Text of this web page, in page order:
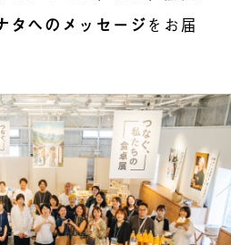
タへのメッセージをお届